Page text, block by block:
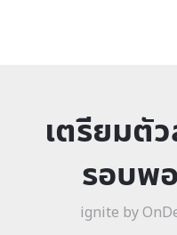
เตรียมตั
รอบพ
ignite by